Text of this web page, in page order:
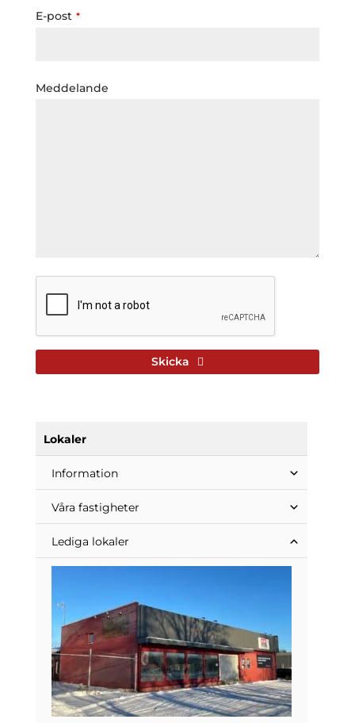
Lokaler
Information
Våra fastigheter
Lediga lokaler
E-post *
Meddelande
Skicka